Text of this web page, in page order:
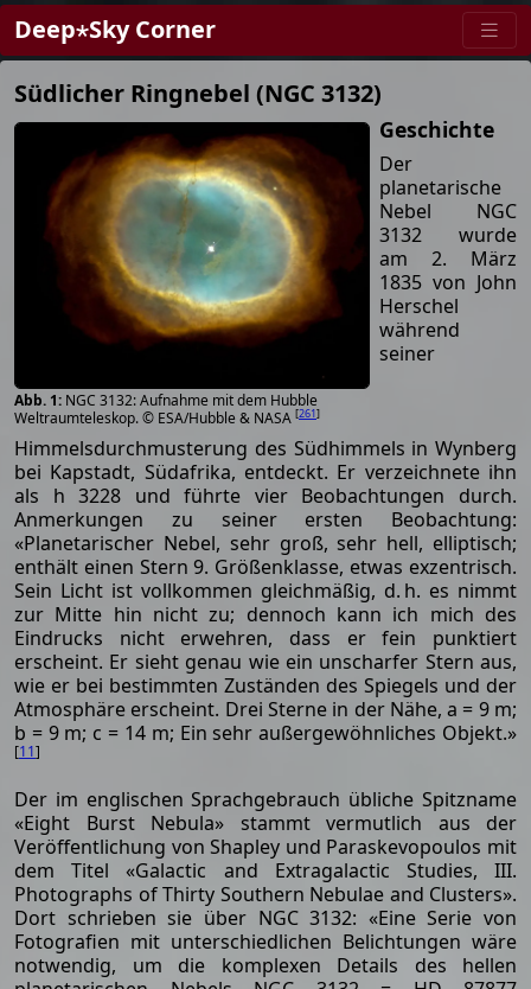
Deep⋆Sky Corner
Südlicher Ringnebel (NGC 3132)
NGC 3132: Aufnahme mit dem Hubble
Weltraumteleskop. © ESA/Hubble & NASA [261]
Geschichte
Der
planetarische
Nebel NGC
3132 wurde
am 2. März
1835 von John
Herschel
während
seiner
Himmelsdurchmusterung des Südhimmels in Wynberg
bei Kapstadt, Südafrika, entdeckt. Er verzeichnete ihn
als h 3228 und führte vier Beobachtungen durch.
Anmerkungen zu seiner ersten Beobachtung:
«Planetarischer Nebel, sehr groß, sehr hell, elliptisch;
enthält einen Stern 9. Größenklasse, etwas exzentrisch.
Sein Licht ist vollkommen gleichmäßig, d. h. es nimmt
zur Mitte hin nicht zu; dennoch kann ich mich des
Eindrucks nicht erwehren, dass er fein punktiert
erscheint. Er sieht genau wie ein unscharfer Stern aus,
wie er bei bestimmten Zuständen des Spiegels und der
Atmosphäre erscheint. Drei Sterne in der Nähe, a = 9 m;
b = 9 m; c = 14 m; Ein sehr außergewöhnliches Objekt.»
[11]
Der im englischen Sprachgebrauch übliche Spitzname
«Eight Burst Nebula» stammt vermutlich aus der
Veröffentlichung von Shapley und Paraskevopoulos mit
dem Titel «Galactic and Extragalactic Studies, III.
Photographs of Thirty Southern Nebulae and Clusters».
Dort schrieben sie über NGC 3132: «Eine Serie von
Fotografien mit unterschiedlichen Belichtungen wäre
notwendig, um die komplexen Details des hellen